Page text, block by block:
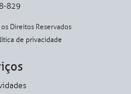
829
Direitos Reservados
de privacidade